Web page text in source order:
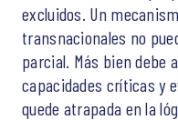
excluidos. Un
transnacionales no
parcial. Más bien debe
capacidades críticas y
quede atrapada en la